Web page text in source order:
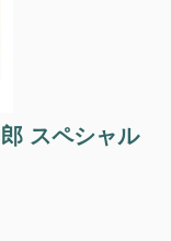
スペシャル